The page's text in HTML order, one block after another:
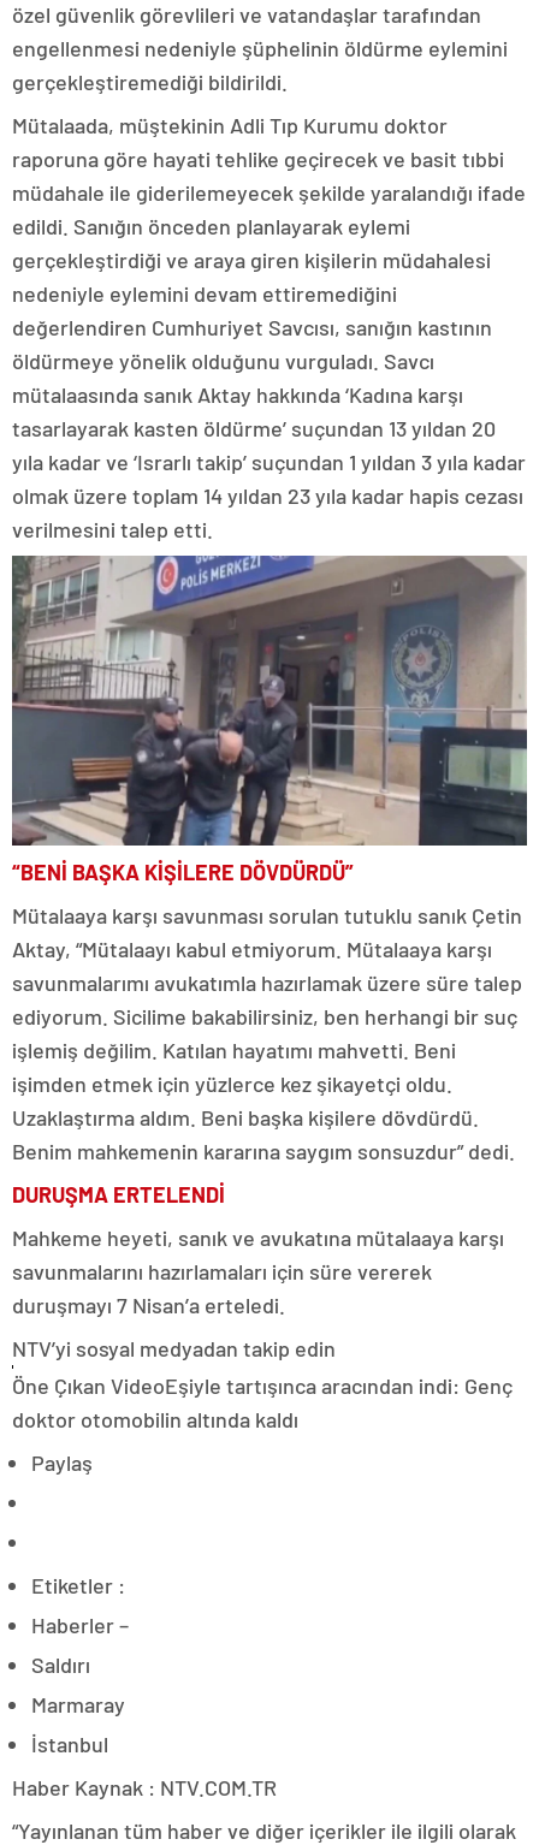
özel güvenlik görevlileri ve vatandaşlar tarafından
engellenmesi nedeniyle şüphelinin öldürme eylemini
gerçekleştiremediği bildirildi.
Mütalaada, müştekinin Adli Tıp Kurumu doktor
raporuna göre hayati tehlike geçirecek ve basit tıbbi
müdahale ile giderilemeyecek şekilde yaralandığı ifade
edildi. Sanığın önceden planlayarak eylemi
gerçekleştirdiği ve araya giren kişilerin müdahalesi
nedeniyle eylemini devam ettiremediğini
değerlendiren Cumhuriyet Savcısı, sanığın kastının
öldürmeye yönelik olduğunu vurguladı. Savcı
mütalaasında sanık Aktay hakkında ‘Kadına karşı
tasarlayarak kasten öldürme’ suçundan 13 yıldan 20
yıla kadar ve ‘Israrlı takip’ suçundan 1 yıldan 3 yıla kadar
olmak üzere toplam 14 yıldan 23 yıla kadar hapis cezası
verilmesini talep etti.
“BENİ BAŞKA KİŞİLERE DÖVDÜRDÜ”
Mütalaaya karşı savunması sorulan tutuklu sanık Çetin
Aktay, “Mütalaayı kabul etmiyorum. Mütalaaya karşı
savunmalarımı avukatımla hazırlamak üzere süre talep
ediyorum. Sicilime bakabilirsiniz, ben herhangi bir suç
işlemiş değilim. Katılan hayatımı mahvetti. Beni
işimden etmek için yüzlerce kez şikayetçi oldu.
Uzaklaştırma aldım. Beni başka kişilere dövdürdü.
Benim mahkemenin kararına saygım sonsuzdur” dedi.
DURUŞMA ERTELENDİ
Mahkeme heyeti, sanık ve avukatına mütalaaya karşı
savunmalarını hazırlamaları için süre vererek
duruşmayı 7 Nisan’a erteledi.
NTV’yi sosyal medyadan takip edin
Öne Çıkan VideoEşiyle tartışınca aracından indi: Genç
doktor otomobilin altında kaldı
Paylaş
Etiketler :
Haberler –
Saldırı
Marmaray
İstanbul
Haber Kaynak : NTV.COM.TR
“Yayınlanan tüm haber ve diğer içerikler ile ilgili olarak